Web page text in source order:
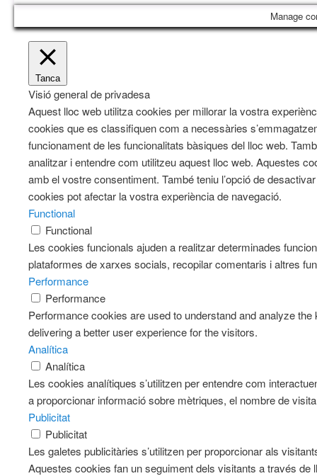
Manage
Tanca
Visió general de privadesa
Aquest lloc web utilitza cookies per millorar la vostra
cookies que es classifiquen com a necessàries
funcionament de les funcionalitats bàsiques del lloc web.
analitzar i entendre com utilitzeu aquest lloc web. Aquestes
amb el vostre consentiment. També teniu l’opció de
cookies pot afectar la vostra experiència de navegació.
Functional
Functional
Les cookies funcionals ajuden a realitzar determinades
plataformes de xarxes socials, recopilar comentaris i altres
Performance
Performance
Performance cookies are used to understand and analyze
delivering a better user experience for the visitors.
Analítica
Analítica
Les cookies analítiques s’utilitzen per entendre com
a proporcionar informació sobre mètriques, el nombre de
Publicitat
Publicitat
Les galetes publicitàries s’utilitzen per proporcionar als
Aquestes cookies fan un seguiment dels visitants a través